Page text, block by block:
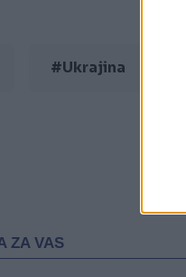
#Ukrajina